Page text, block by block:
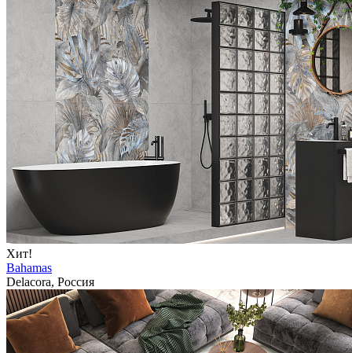
Хит!
Bahamas
Delacora, Россия